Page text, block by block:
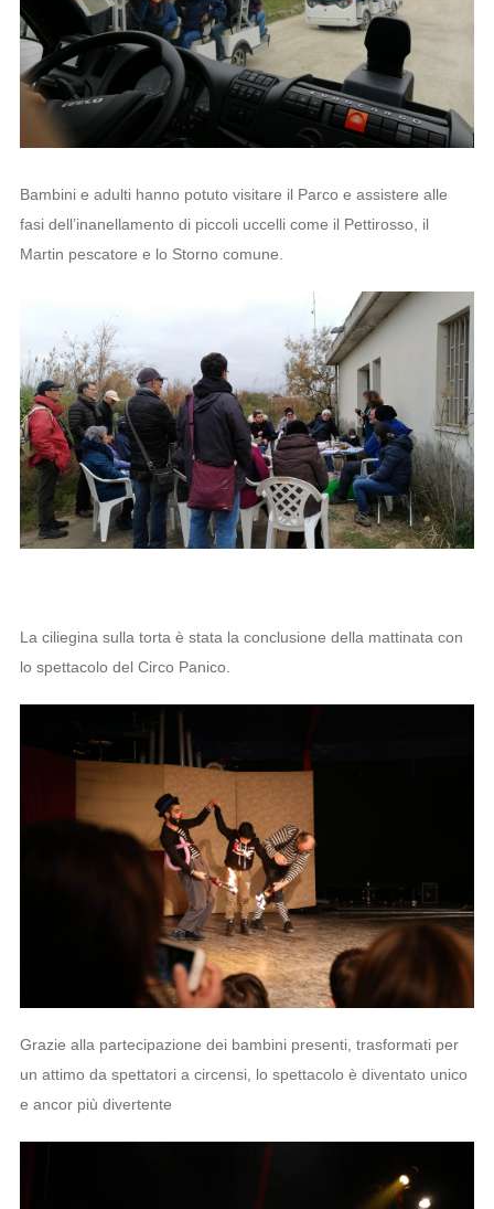
Bambini e adulti hanno potuto visitare il Parco e assistere alle
fasi dell’inanellamento di piccoli uccelli come il Pettirosso, il
Martin pescatore e lo Storno comune.
La ciliegina sulla torta è stata la conclusione della mattinata con
lo spettacolo del Circo Panico.
Grazie alla partecipazione dei bambini presenti, trasformati per
un attimo da spettatori a circensi, lo spettacolo è diventato unico
e ancor più divertente